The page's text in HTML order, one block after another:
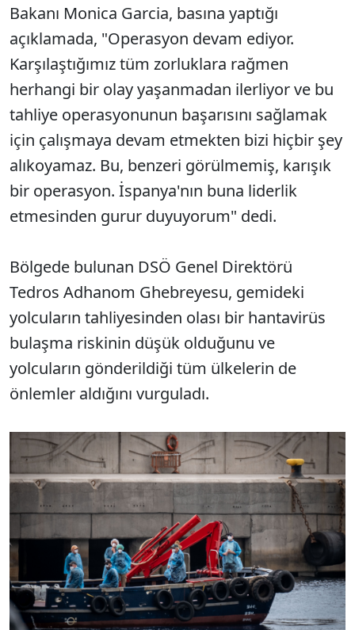
Bakanı Monica Garcia, basına yaptığı
açıklamada, "Operasyon devam ediyor.
Karşılaştığımız tüm zorluklara rağmen
herhangi bir olay yaşanmadan ilerliyor ve bu
tahliye operasyonunun başarısını sağlamak
için çalışmaya devam etmekten bizi hiçbir şey
alıkoyamaz. Bu, benzeri görülmemiş, karışık
bir operasyon. İspanya'nın buna liderlik
etmesinden gurur duyuyorum" dedi.
Bölgede bulunan DSÖ Genel Direktörü
Tedros Adhanom Ghebreyesu, gemideki
yolcuların tahliyesinden olası bir hantavirüs
bulaşma riskinin düşük olduğunu ve
yolcuların gönderildiği tüm ülkelerin de
önlemler aldığını vurguladı.